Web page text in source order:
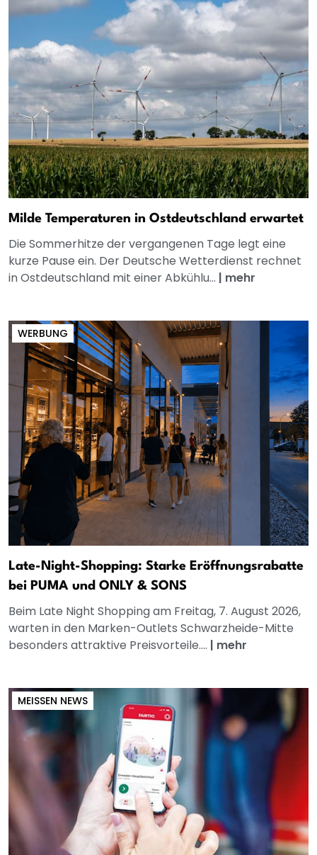
Milde Temperaturen in Ostdeutschland erwartet
Die Sommerhitze der vergangenen Tage legt eine
kurze Pause ein. Der Deutsche Wetterdienst rechnet
in Ostdeutschland mit einer Abkühlu... | mehr
WERBUNG
Late-Night-Shopping: Starke Eröffnungsrabatte
bei PUMA und ONLY & SONS
Beim Late Night Shopping am Freitag, 7. August 2026,
warten in den Marken-Outlets Schwarzheide-Mitte
besonders attraktive Preisvorteile.... | mehr
MEISSEN NEWS